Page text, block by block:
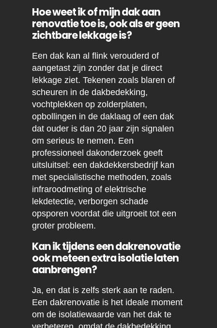
Hoe weet ik of mijn dak aan
renovatie toe is, ook als er geen
zichtbare lekkage is?
Een dak kan al flink verouderd of
aangetast zijn zonder dat je direct
lekkage ziet. Tekenen zoals blaren of
scheuren in de dakbedekking,
vochtplekken op zolderplaten,
opbollingen in de daklaag of een dak
dat ouder is dan 20 jaar zijn signalen
om serieus te nemen. Een
professioneel dakonderzoek geeft
uitsluitsel: een dakdekkersbedrijf kan
met specialistische methoden, zoals
infraroodmeting of elektrische
lekdetectie, verborgen schade
opsporen voordat die uitgroeit tot een
groter probleem.
Kan ik tijdens een dakrenovatie
ook meteen extra isolatie laten
aanbrengen?
Ja, en dat is zelfs sterk aan te raden.
Een dakrenovatie is het ideale moment
om de isolatiewaarde van het dak te